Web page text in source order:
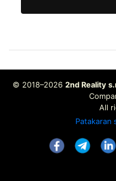
© 2018–2026 2nd Reality
All
Patakaran